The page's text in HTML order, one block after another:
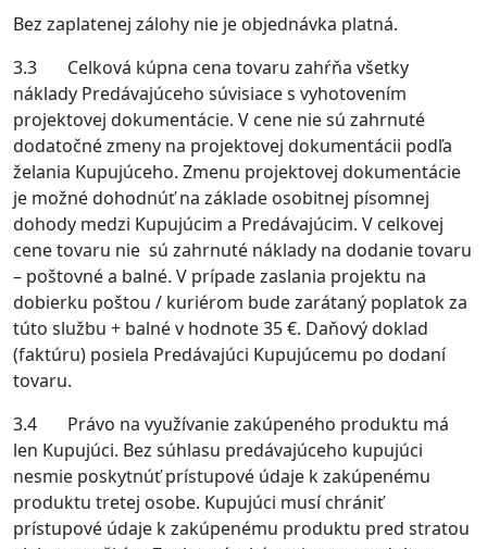
Bez zaplatenej zálohy nie je objednávka platná.
3.3 Celková kúpna cena tovaru zahŕňa všetky
náklady Predávajúceho súvisiace s vyhotovením
projektovej dokumentácie. V cene nie sú zahrnuté
dodatočné zmeny na projektovej dokumentácii podľa
želania Kupujúceho. Zmenu projektovej dokumentácie
je možné dohodnúť na základe osobitnej písomnej
dohody medzi Kupujúcim a Predávajúcim. V celkovej
cene tovaru nie sú zahrnuté náklady na dodanie tovaru
– poštovné a balné. V prípade zaslania projektu na
dobierku poštou / kuriérom bude zarátaný poplatok za
túto službu + balné v hodnote 35 €. Daňový doklad
(faktúru) posiela Predávajúci Kupujúcemu po dodaní
tovaru.
3.4 Právo na využívanie zakúpeného produktu má
len Kupujúci. Bez súhlasu predávajúceho kupujúci
nesmie poskytnúť prístupové údaje k zakúpenému
produktu tretej osobe. Kupujúci musí chrániť
prístupové údaje k zakúpenému produktu pred stratou